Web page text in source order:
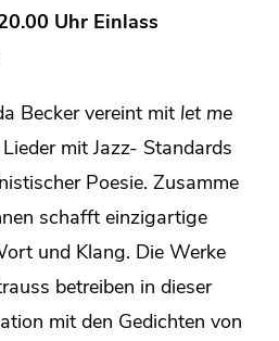
Uhr Einlass
Becker vereint mit let me
mit Jazz- Standards
Poesie. Zusamme
schafft einzigartige
und Klang. Die Werke
betreiben in dieser
mit den Gedichten von